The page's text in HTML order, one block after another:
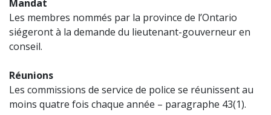
Mandat
Les membres nommés par la province de l’Ontario
siégeront à la demande du lieutenant-gouverneur en
conseil.
Réunions
Les commissions de service de police se réunissent au
moins quatre fois chaque année – paragraphe 43(1).